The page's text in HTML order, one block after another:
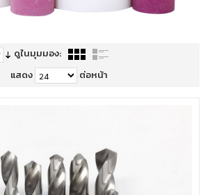
ดูในมุมมอง:
แสดง
ต่อหน้า